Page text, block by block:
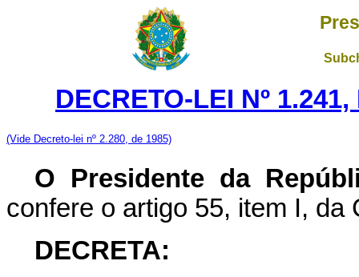
DECRETO-LEI Nº
(Vide Decreto-lei nº 2.280, de 1985)
O Presidente da
confere o artigo 55, item I, da
DECRETA: